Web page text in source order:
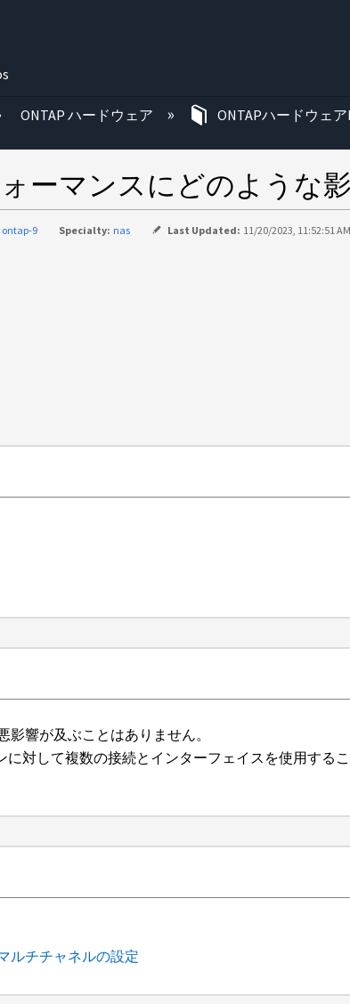
む
ONTAP ハードウェア ONTAPハードウェア
ーマンスにどのような
ontap-9 Specialty: nas Last Updated: 11/20/2023, 11:52:51 AM
響が及ぶことはありません。
に対して複数の接続とインターフェイスを使用す
ルチチャネルの設定